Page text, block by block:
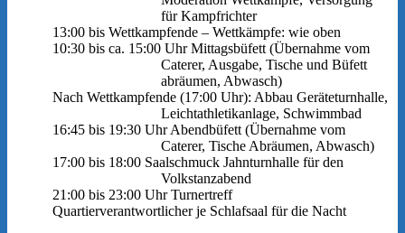
für Kampfrichter
13:00 bis Wettkampfende – Wettkämpfe: wie oben
10:30 bis ca. 15:00 Uhr Mittagsbüfett (Übernahme vom
Caterer, Ausgabe, Tische und Büfett
abräumen, Abwasch)
Nach Wettkampfende (17:00 Uhr): Abbau Geräteturnhalle,
Leichtathletikanlage, Schwimmbad
16:45 bis 19:30 Uhr Abendbüfett (Übernahme vom
Caterer, Tische Abräumen, Abwasch)
17:00 bis 18:00 Saalschmuck Jahnturnhalle für den
Volkstanzabend
21:00 bis 23:00 Uhr Turnertreff
Quartierverantwortlicher je Schlafsaal für die Nacht